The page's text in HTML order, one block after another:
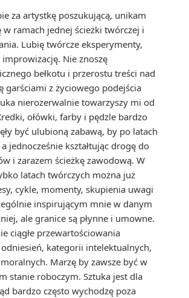
za artystkę poszukującą, unikam
w ramach jednej ścieżki twórczej i
Lubię twórcze eksperymenty,
Nie znoszę
bełkotu i przerostu treści nad
garściami z życiowego podejścia
nierozerwalnie towarzyszy mi od
ołówki, farby i pędzle bardzo
być ulubioną zabawą, by po latach
jednocześnie kształtując drogę do
i zarazem ścieżkę zawodową. W
latach twórczych można już
cykle, momenty, skupienia uwagi
inspirującym mnie w danym
ale granice są płynne i umowne.
ciągłe przewartościowania
kategorii intelektualnych,
Marzę by zawsze być w
stanie roboczym. Sztuka jest dla
bardzo często wychodzę poza